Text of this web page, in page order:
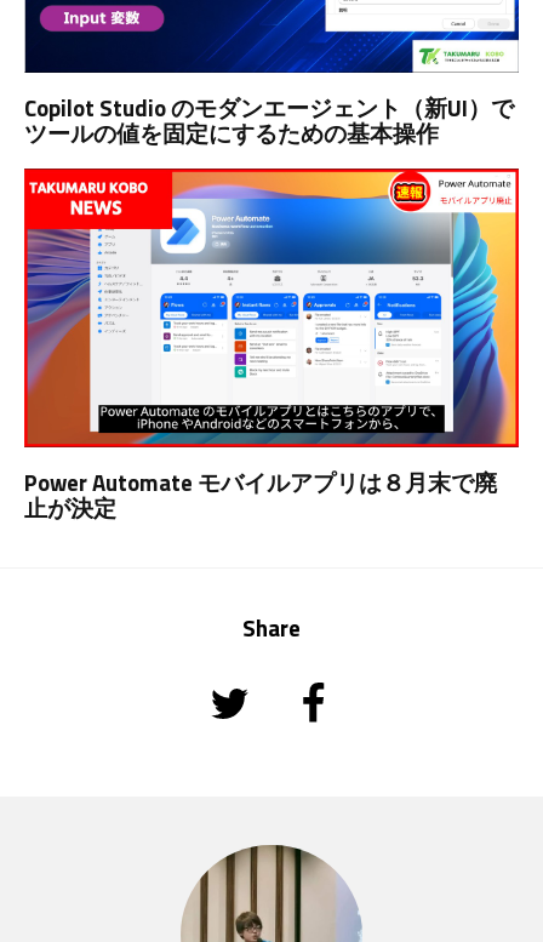
Copilot Studio のモダンエージェント（新UI）で
ツールの値を固定にするための基本操作
Power Automate モバイルアプリは８月末で廃
止が決定
Share